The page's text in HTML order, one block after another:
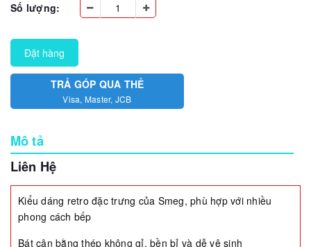
Số lượng:
Đặt hàng
TRẢ GÓP QUA THẺ
Visa, Master, JCB
Mô tả
Liên Hệ
Kiểu dáng retro đặc trưng của Smeg, phù hợp với nhiều
phong cách bếp
Bát cân bằng thép không gỉ, bền bỉ và dễ vệ sinh